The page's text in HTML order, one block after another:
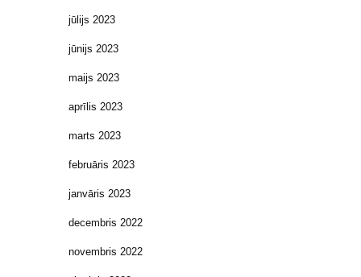
jūlijs 2023
jūnijs 2023
maijs 2023
aprīlis 2023
marts 2023
februāris 2023
janvāris 2023
decembris 2022
novembris 2022